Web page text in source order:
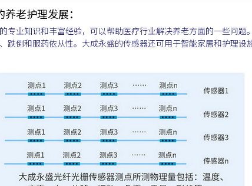
老护理发展：
专业知识和丰富经验，可以帮助医疗行业解决养老方面的一些问题
跌倒和服药依从性。大成永盛的传感器还可用于智能家居和护理设